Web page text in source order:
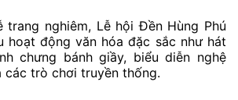
trang nghiêm, Lễ hội Đền Hùng Phú
hoạt động văn hóa đặc sắc như hát
chưng bánh giầy, biểu diễn nghệ
các trò chơi truyền thống.